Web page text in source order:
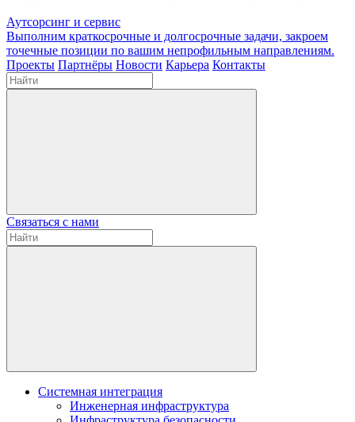
Аутсорсинг и сервис
Выполним краткосрочные и долгосрочные задачи, закроем
точечные позиции по вашим непрофильным направлениям.
Проекты Партнёры Новости Карьера Контакты
Связаться с нами
Системная интеграция
Инженерная инфраструктура